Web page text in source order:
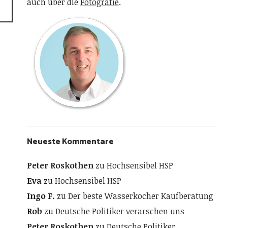
Neueste Kommentare
Peter RoskothenzuHochsensibel HSP
EvazuHochsensibel HSP
Ingo F. zuDer beste Wasserkocher Kaufberatung
Rob zuDeutsche Politiker verarschen uns